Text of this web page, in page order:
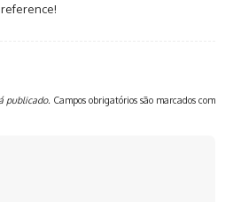
publicado. Campos obrigatórios são marcados com